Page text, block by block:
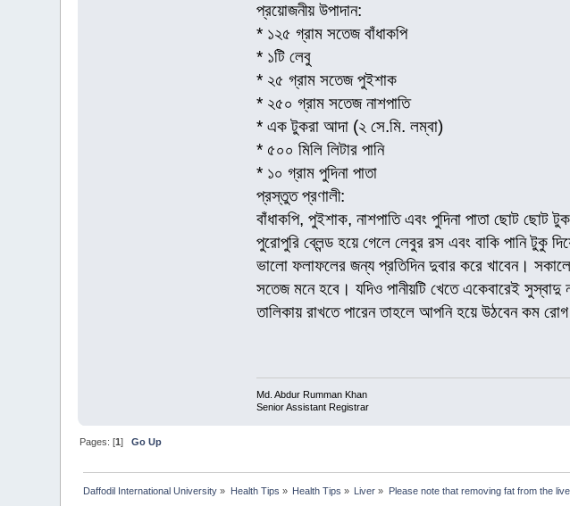
প্রয়োজনীয় উপাদান:
* ১২৫ গ্রাম সতেজ বাঁধাকপি
* ১টি লেবু
* ২৫ গ্রাম সতেজ পুইশাক
* ২৫০ গ্রাম সতেজ নাশপাতি
* এক টুকরা আদা (২ সে.মি. লম্বা)
* ৫০০ মিলি লিটার পানি
* ১০ গ্রাম পুদিনা পাতা
প্রস্তুত প্রণালী:
বাঁধাকপি, পুইশাক, নাশপাতি এবং পুদিনা পাতা ছোট ছোট
পুরোপুরি ব্লেন্ড হয়ে গেলে লেবুর রস এবং বাকি পানি টুকু
ভালো ফলাফলের জন্য প্রতিদিন দুবার করে খাবেন।
সতেজ মনে হবে। যদিও পানীয়টি খেতে একেবারেই সুস্বাদু
তালিকায় রাখতে পারেন তাহলে আপনি হয়ে উঠবেন কম
Md. Abdur Rumman Khan
Senior Assistant Registrar
Pages: [1]Go Up
Daffodil International University » Health Tips » Health Tips » Liver » Please note that removing fat from the